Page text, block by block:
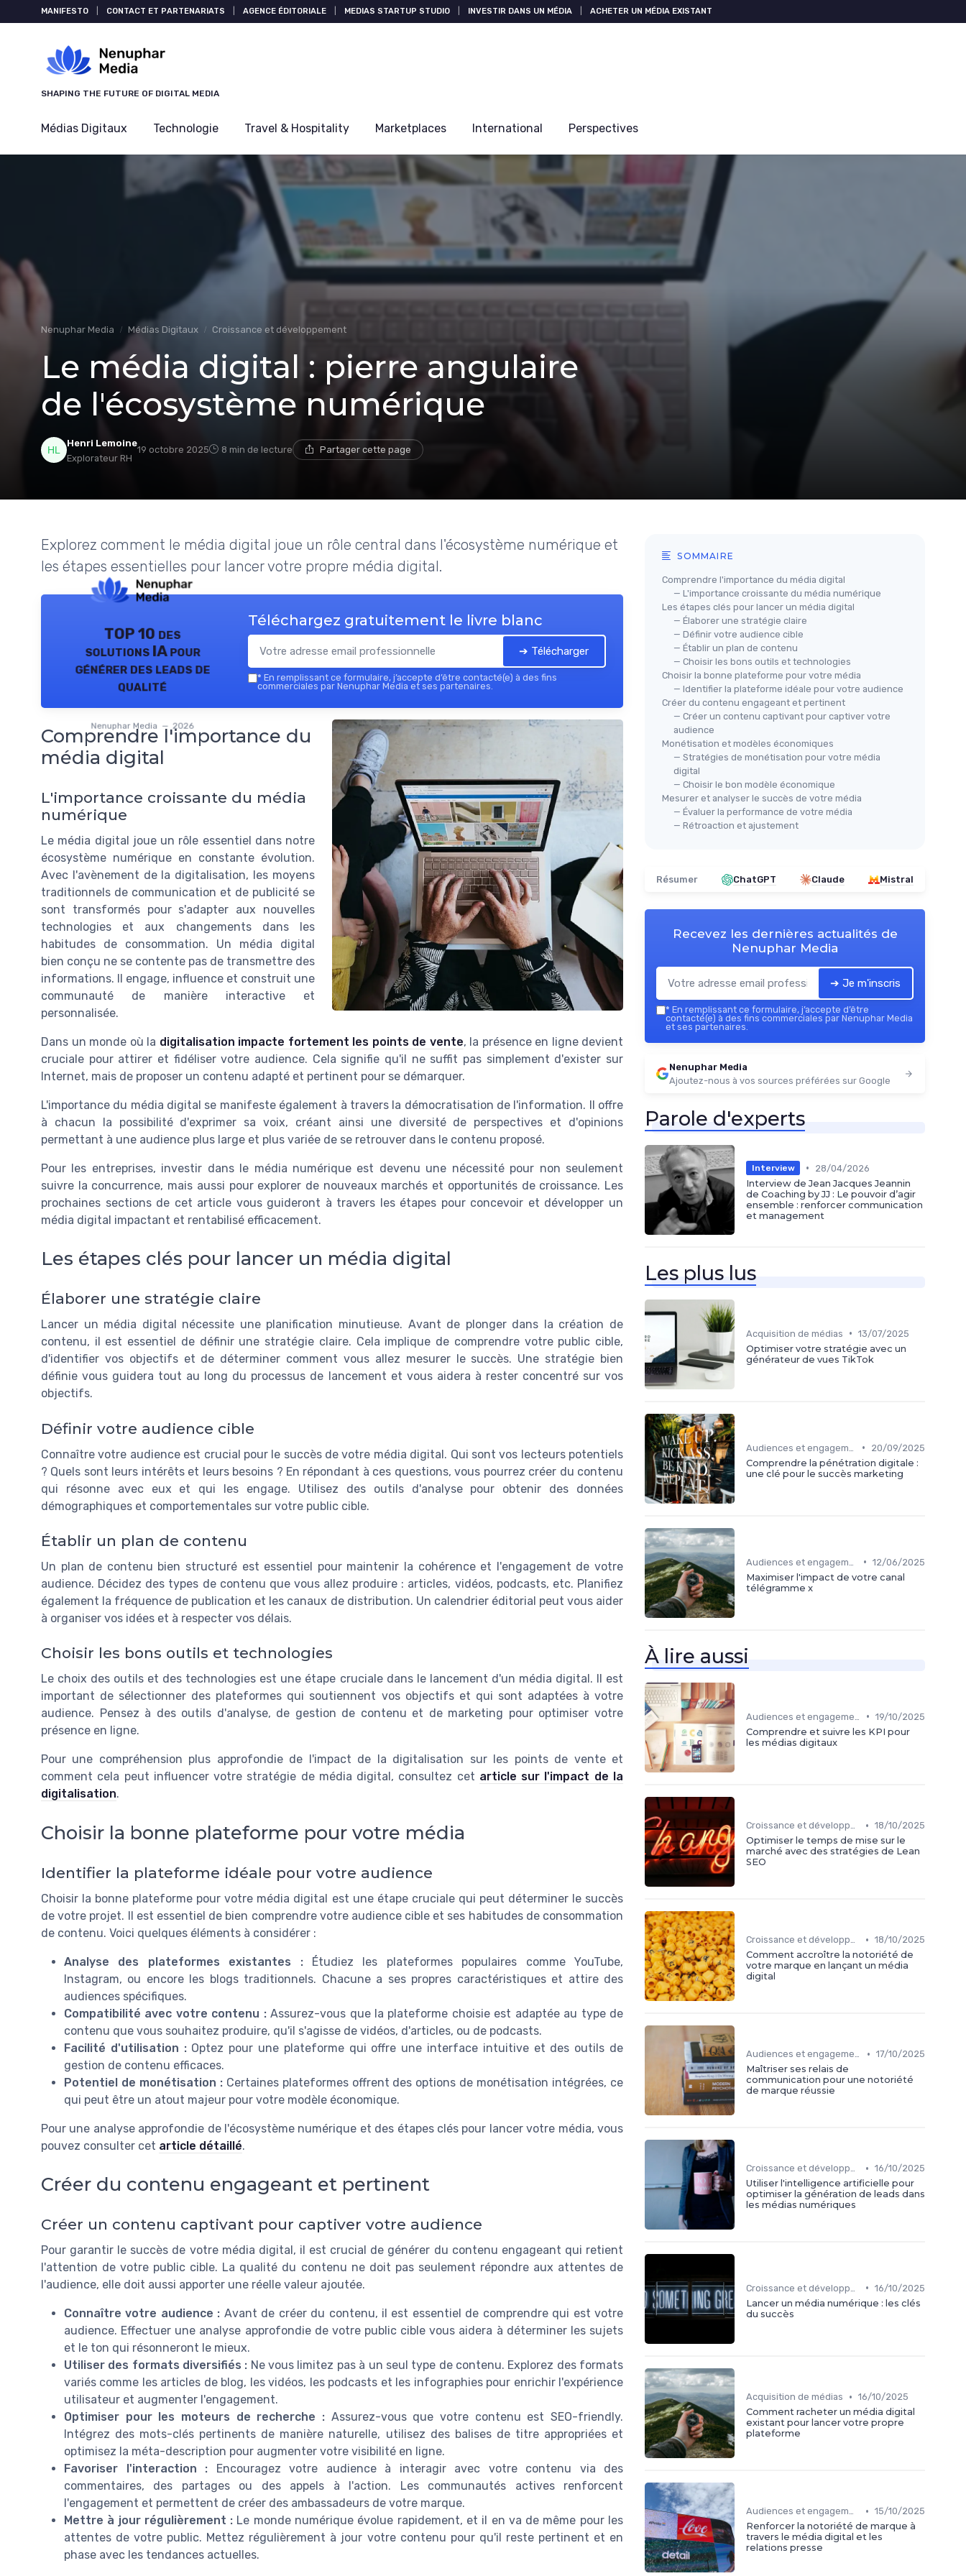
MANIFESTO CONTACT ET PARTENARIATS AGENCE ÉDITORIALE MEDIAS STARTUP STUDIO INVESTIR DANS UN MÉDIA ACHETER UN MÉDIA EXISTANT
SHAPING THE FUTURE OF DIGITAL MEDIA
Médias Digitaux Technologie Travel & Hospitality Marketplaces International Perspectives
Nenuphar Media Médias Digitaux Croissance et développement
Le média digital : pierre angulaire
de l'écosystème numérique
Henri Lemoine
Explorateur RH
19 octobre 2025 8 min de lecture Partager cette page
Explorez comment le média digital joue un rôle central dans l'écosystème numérique et
les étapes essentielles pour lancer votre propre média digital.
TOP 10 des
solutions IA pour
générer des leads de
qualité
Nenuphar Media — 2026
Téléchargez gratuitement le livre blanc
➔ Télécharger
* En remplissant ce formulaire, j’accepte d’être contacté(e) à des fins
commerciales par Nenuphar Media et ses partenaires.
Comprendre l'importance du
média digital
L'importance croissante du média
numérique
Le média digital joue un rôle essentiel dans notre
écosystème numérique en constante évolution.
Avec l'avènement de la digitalisation, les moyens
traditionnels de communication et de publicité se
sont transformés pour s'adapter aux nouvelles
technologies et aux changements dans les
habitudes de consommation. Un média digital
bien conçu ne se contente pas de transmettre des
informations. Il engage, influence et construit une
communauté de manière interactive et
personnalisée.
Dans un monde où la digitalisation impacte fortement les points de vente, la présence en ligne devient
cruciale pour attirer et fidéliser votre audience. Cela signifie qu'il ne suffit pas simplement d'exister sur
Internet, mais de proposer un contenu adapté et pertinent pour se démarquer.
L'importance du média digital se manifeste également à travers la démocratisation de l'information. Il offre
à chacun la possibilité d'exprimer sa voix, créant ainsi une diversité de perspectives et d'opinions
permettant à une audience plus large et plus variée de se retrouver dans le contenu proposé.
Pour les entreprises, investir dans le média numérique est devenu une nécessité pour non seulement
suivre la concurrence, mais aussi pour explorer de nouveaux marchés et opportunités de croissance. Les
prochaines sections de cet article vous guideront à travers les étapes pour concevoir et développer un
média digital impactant et rentabilisé efficacement.
Les étapes clés pour lancer un média digital
Élaborer une stratégie claire
Lancer un média digital nécessite une planification minutieuse. Avant de plonger dans la création de
contenu, il est essentiel de définir une stratégie claire. Cela implique de comprendre votre public cible,
d'identifier vos objectifs et de déterminer comment vous allez mesurer le succès. Une stratégie bien
définie vous guidera tout au long du processus de lancement et vous aidera à rester concentré sur vos
objectifs.
Définir votre audience cible
Connaître votre audience est crucial pour le succès de votre média digital. Qui sont vos lecteurs potentiels
? Quels sont leurs intérêts et leurs besoins ? En répondant à ces questions, vous pourrez créer du contenu
qui résonne avec eux et qui les engage. Utilisez des outils d'analyse pour obtenir des données
démographiques et comportementales sur votre public cible.
Établir un plan de contenu
Un plan de contenu bien structuré est essentiel pour maintenir la cohérence et l'engagement de votre
audience. Décidez des types de contenu que vous allez produire : articles, vidéos, podcasts, etc. Planifiez
également la fréquence de publication et les canaux de distribution. Un calendrier éditorial peut vous aider
à organiser vos idées et à respecter vos délais.
Choisir les bons outils et technologies
Le choix des outils et des technologies est une étape cruciale dans le lancement d'un média digital. Il est
important de sélectionner des plateformes qui soutiennent vos objectifs et qui sont adaptées à votre
audience. Pensez à des outils d'analyse, de gestion de contenu et de marketing pour optimiser votre
présence en ligne.
Pour une compréhension plus approfondie de l'impact de la digitalisation sur les points de vente et
comment cela peut influencer votre stratégie de média digital, consultez cet article sur l'impact de la
digitalisation.
Choisir la bonne plateforme pour votre média
Identifier la plateforme idéale pour votre audience
Choisir la bonne plateforme pour votre média digital est une étape cruciale qui peut déterminer le succès
de votre projet. Il est essentiel de bien comprendre votre audience cible et ses habitudes de consommation
de contenu. Voici quelques éléments à considérer :
Analyse des plateformes existantes :Étudiez les plateformes populaires comme YouTube,
Instagram, ou encore les blogs traditionnels. Chacune a ses propres caractéristiques et attire des
audiences spécifiques.
Compatibilité avec votre contenu :Assurez-vous que la plateforme choisie est adaptée au type de
contenu que vous souhaitez produire, qu'il s'agisse de vidéos, d'articles, ou de podcasts.
Facilité d'utilisation :Optez pour une plateforme qui offre une interface intuitive et des outils de
gestion de contenu efficaces.
Potentiel de monétisation :Certaines plateformes offrent des options de monétisation intégrées, ce
qui peut être un atout majeur pour votre modèle économique.
Pour une analyse approfondie de l'écosystème numérique et des étapes clés pour lancer votre média, vous
pouvez consulter cet article détaillé.
Créer du contenu engageant et pertinent
Créer un contenu captivant pour captiver votre audience
Pour garantir le succès de votre média digital, il est crucial de générer du contenu engageant qui retient
l'attention de votre public cible. La qualité du contenu ne doit pas seulement répondre aux attentes de
l'audience, elle doit aussi apporter une réelle valeur ajoutée.
Connaître votre audience : Avant de créer du contenu, il est essentiel de comprendre qui est votre
audience. Effectuer une analyse approfondie de votre public cible vous aidera à déterminer les sujets
et le ton qui résonneront le mieux.
Utiliser des formats diversifiés : Ne vous limitez pas à un seul type de contenu. Explorez des formats
variés comme les articles de blog, les vidéos, les podcasts et les infographies pour enrichir l'expérience
utilisateur et augmenter l'engagement.
Optimiser pour les moteurs de recherche : Assurez-vous que votre contenu est SEO-friendly.
Intégrez des mots-clés pertinents de manière naturelle, utilisez des balises de titre appropriées et
optimisez la méta-description pour augmenter votre visibilité en ligne.
Favoriser l'interaction : Encouragez votre audience à interagir avec votre contenu via des
commentaires, des partages ou des appels à l'action. Les communautés actives renforcent
l'engagement et permettent de créer des ambassadeurs de votre marque.
Mettre à jour régulièrement : Le monde numérique évolue rapidement, et il en va de même pour les
attentes de votre public. Mettez régulièrement à jour votre contenu pour qu'il reste pertinent et en
phase avec les tendances actuelles.
SOMMAIRE
Comprendre l'importance du média digital
— L'importance croissante du média numérique
Les étapes clés pour lancer un média digital
— Élaborer une stratégie claire
— Définir votre audience cible
— Établir un plan de contenu
— Choisir les bons outils et technologies
Choisir la bonne plateforme pour votre média
— Identifier la plateforme idéale pour votre audience
Créer du contenu engageant et pertinent
— Créer un contenu captivant pour captiver votre
audience
Monétisation et modèles économiques
— Stratégies de monétisation pour votre média
digital
— Choisir le bon modèle économique
Mesurer et analyser le succès de votre média
— Évaluer la performance de votre média
— Rétroaction et ajustement
Résumer ChatGPT Claude Mistral
Recevez les dernières actualités de
Nenuphar Media
➔ Je m'inscris
* En remplissant ce formulaire, j’accepte d’être
contacté(e) à des fins commerciales par Nenuphar Media
et ses partenaires.
Nenuphar Media
Ajoutez-nous à vos sources préférées sur Google
Parole d'experts
Interview •
28/04/2026
Interview de Jean Jacques Jeannin
de Coaching by JJ : Le pouvoir d’agir
ensemble : renforcer communication
et management
Les plus lus
Acquisition de médias • 13/07/2025
Optimiser votre stratégie avec un
générateur de vues TikTok
•
20/09/2025
Comprendre la pénétration digitale :
une clé pour le succès marketing
• 12/06/2025
Maximiser l'impact de votre canal
télégramme x
À lire aussi
• 19/10/2025
Comprendre et suivre les KPI pour
les médias digitaux
Croissance et développement • 18/10/2025
Optimiser le temps de mise sur le
marché avec des stratégies de Lean
SEO
Croissance et développement • 18/10/2025
Comment accroître la notoriété de
votre marque en lançant un média
digital
Audiences et engagement • 17/10/2025
Maîtriser ses relais de
communication pour une notoriété
de marque réussie
Croissance et développement • 16/10/2025
Utiliser l'intelligence artificielle pour
optimiser la génération de leads dans
les médias numériques
• 16/10/2025
Lancer un média numérique : les clés
du succès
Acquisition de médias • 16/10/2025
Comment racheter un média digital
existant pour lancer votre propre
plateforme
Audiences et engagement • 15/10/2025
Renforcer la notoriété de marque à
travers le média digital et les
relations presse
Panneau de gestion des cookies